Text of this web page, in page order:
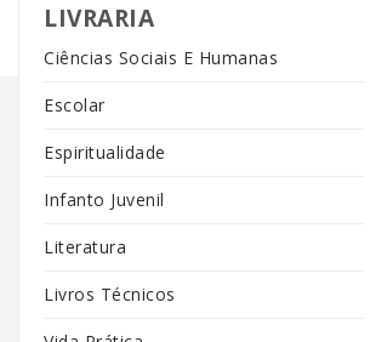
LIVRARIA
Ciências Sociais E Humanas
Escolar
Espiritualidade
Infanto Juvenil
Literatura
Livros Técnicos